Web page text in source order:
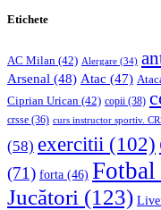
Etichete
AC Milan (42) Alergare (34)
Arsenal (48) Atac (47)
Ciprian Urican (42) copii (38)
crsse (36) curs instructor sportiv.
(58) exercitii (102)
(71) forta (46) Fotbal
Jucători (123)